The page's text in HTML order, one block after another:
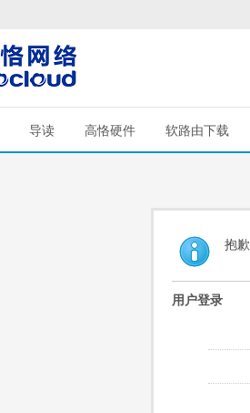
导读 高恪硬件 软路由下载
抱
用户登录